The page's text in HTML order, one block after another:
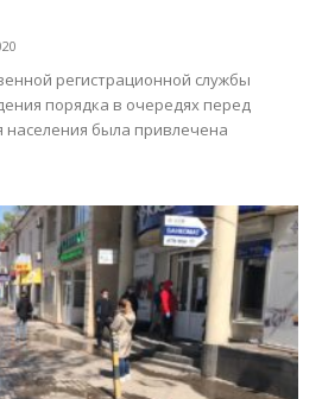
регистрационной службы
порядка в очередях перед
была привлечена